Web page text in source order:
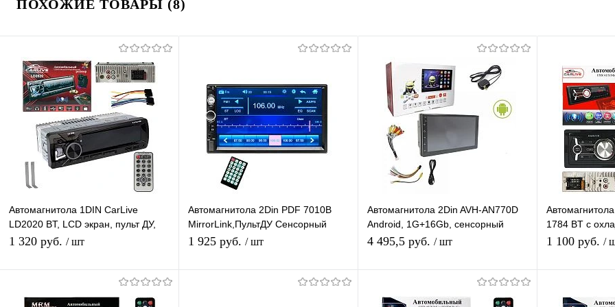
ПОХОЖИЕ ТОВАРЫ (8)
Автомагнитола 1DIN CarLive
LD2020 BT, LCD экран, пульт ДУ,
FM радио, 2 USB разъема, TF,
1 320 руб. / шт
Автомагнитола 2Din PDF 7010B
MirrorLink,ПультДУ Сенсорный
экран 7" FM радио, Bluetooth,USB
1 925 руб. / шт
Автомагнитола 2Din AVH-AN770D
Android, 1G+16Gb, сенсорный
экран 7", FM радио, Bluetooth, T3,
4 495,5 руб. / шт
1784 BT с
экран,
1 100 руб. /